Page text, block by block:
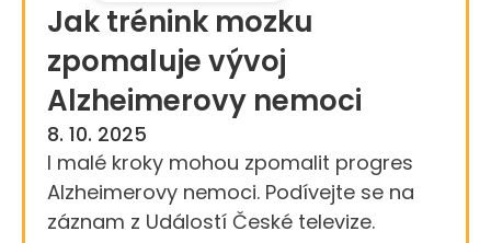
Jak trénink mozku
zpomaluje vývoj
Alzheimerovy nemoci
8. 10. 2025
I malé kroky mohou zpomalit progres
Alzheimerovy nemoci. Podívejte se na
záznam z Událostí České televize.